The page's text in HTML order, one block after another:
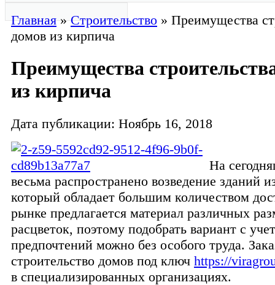
Главная»Строительство » Преимущества
домов из кирпича
Преимущества
из кирпича
Дата публикации: Ноябрь 16, 2018
На
весьма распространено возведение зданий
который обладает большим количеством
рынке предлагается материал различных
расцветок, поэтому подобрать вариант с
предпочтений можно без особого труда.
строительство домов под ключ https://
в специализированных организациях.